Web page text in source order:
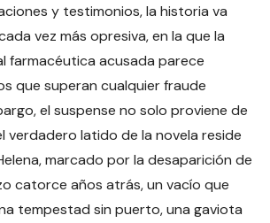
y testimonios, la historia va
vez más opresiva, en la que la
farmacéutica acusada parece
que superan cualquier fraude
el suspense no solo proviene de
verdadero latido de la novela reside
marcado por la desaparición de
catorce años atrás, un vacío que
tempestad sin puerto, una gaviota